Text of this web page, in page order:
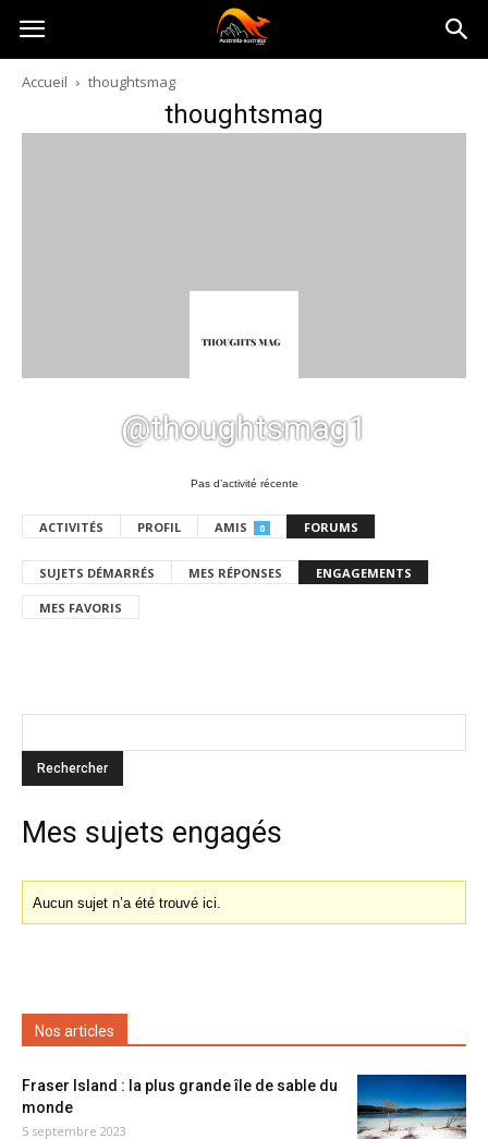
Australia-
australie.com
Accueil thoughtsmag
thoughtsmag
@thoughtsmag1
Pas d’activité récente
ACTIVITÉS PROFIL AMIS 0 FORUMS
SUJETS DÉMARRÉS MES RÉPONSES ENGAGEMENTS
MES FAVORIS
Mes sujets engagés
Aucun sujet n’a été trouvé ici.
Nos articles
Fraser Island : la plus grande île de sable du
monde
5 septembre 2023